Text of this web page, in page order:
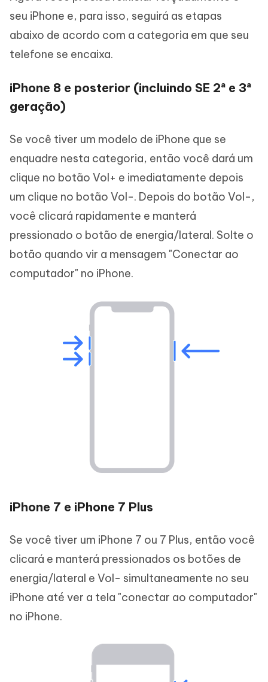
seu iPhone e, para isso, seguirá as etapas
abaixo de acordo com a categoria em que seu
telefone se encaixa.
iPhone 8 e posterior (incluindo SE 2ª e 3ª
geração)
Se você tiver um modelo de iPhone que se
enquadre nesta categoria, então você dará um
clique no botão Vol+ e imediatamente depois
um clique no botão Vol-. Depois do botão Vol-,
você clicará rapidamente e manterá
pressionado o botão de energia/lateral. Solte o
botão quando vir a mensagem "Conectar ao
computador" no iPhone.
iPhone 7 e iPhone 7 Plus
Se você tiver um iPhone 7 ou 7 Plus, então você
clicará e manterá pressionados os botões de
energia/lateral e Vol- simultaneamente no seu
iPhone até ver a tela "conectar ao computador"
no iPhone.